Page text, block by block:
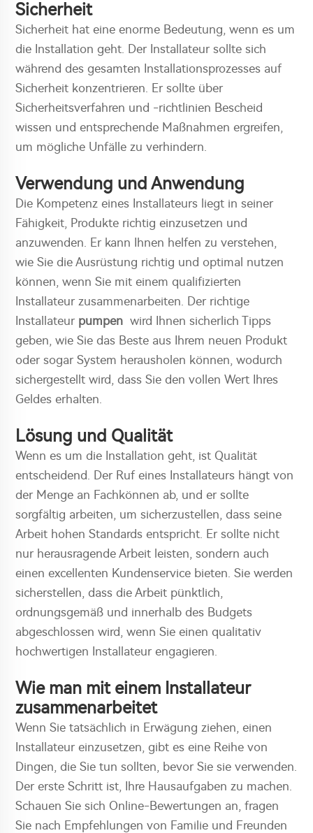
Sicherheit
Sicherheit hat eine enorme Bedeutung, wenn es um
die Installation geht. Der Installateur sollte sich
während des gesamten Installationsprozesses auf
Sicherheit konzentrieren. Er sollte über
Sicherheitsverfahren und -richtlinien Bescheid
wissen und entsprechende Maßnahmen ergreifen,
um mögliche Unfälle zu verhindern.
Verwendung und Anwendung
Die Kompetenz eines Installateurs liegt in seiner
Fähigkeit, Produkte richtig einzusetzen und
anzuwenden. Er kann Ihnen helfen zu verstehen,
wie Sie die Ausrüstung richtig und optimal nutzen
können, wenn Sie mit einem qualifizierten
Installateur zusammenarbeiten. Der richtige
Installateur pumpen wird Ihnen sicherlich Tipps
geben, wie Sie das Beste aus Ihrem neuen Produkt
oder sogar System herausholen können, wodurch
sichergestellt wird, dass Sie den vollen Wert Ihres
Geldes erhalten.
Lösung und Qualität
Wenn es um die Installation geht, ist Qualität
entscheidend. Der Ruf eines Installateurs hängt von
der Menge an Fachkönnen ab, und er sollte
sorgfältig arbeiten, um sicherzustellen, dass seine
Arbeit hohen Standards entspricht. Er sollte nicht
nur herausragende Arbeit leisten, sondern auch
einen excellenten Kundenservice bieten. Sie werden
sicherstellen, dass die Arbeit pünktlich,
ordnungsgemäß und innerhalb des Budgets
abgeschlossen wird, wenn Sie einen qualitativ
hochwertigen Installateur engagieren.
Wie man mit einem Installateur
zusammenarbeitet
Wenn Sie tatsächlich in Erwägung ziehen, einen
Installateur einzusetzen, gibt es eine Reihe von
Dingen, die Sie tun sollten, bevor Sie sie verwenden.
Der erste Schritt ist, Ihre Hausaufgaben zu machen.
Schauen Sie sich Online-Bewertungen an, fragen
Sie nach Empfehlungen von Familie und Freunden